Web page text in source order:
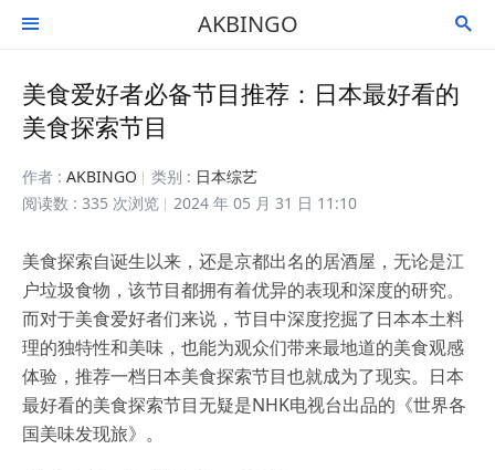
 AKBINGO 
美食爱好者必备节目推荐：日本最好看的
美食探索节目
作者 : AKBINGO 类别 : 日本综艺
阅读数 : 335 次浏览
2024 年 05 月 31 日 11:10
美食探索自诞生以来，还是京都出名的居酒屋，无论是江
户垃圾食物，该节目都拥有着优异的表现和深度的研究。
而对于美食爱好者们来说，节目中深度挖掘了日本本土料
理的独特性和美味，也能为观众们带来最地道的美食观感
体验，推荐一档日本美食探索节目也就成为了现实。日本
最好看的美食探索节目无疑是NHK电视台出品的《世界各
国美味发现旅》。